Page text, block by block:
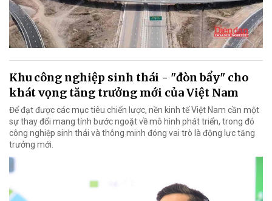
Khu công nghiệp sinh thái - "đòn bẩy" cho
khát vọng tăng trưởng mới của Việt Nam
Để đạt được các mục tiêu chiến lược, nền kinh tế Việt Nam cần một
sự thay đổi mang tính bước ngoặt về mô hình phát triển, trong đó
công nghiệp sinh thái và thông minh đóng vai trò là động lực tăng
trưởng mới.